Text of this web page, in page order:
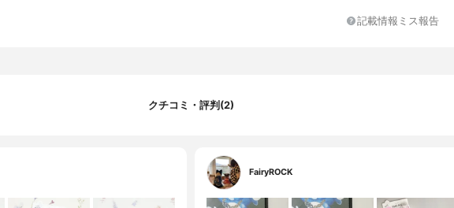
記載情報ミス報告
クチコミ・評判(2)
FairyROCK